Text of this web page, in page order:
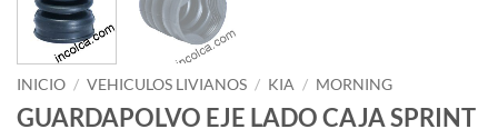
INICIO / VEHICULOS LIVIANOS / KIA / MORNING
GUARDAPOLVO EJE LADO CAJA SPRINT